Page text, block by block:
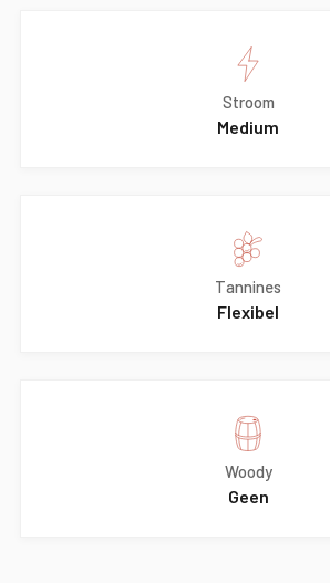
Stroom
Medium
Tannines
Flexibel
Woody
Geen